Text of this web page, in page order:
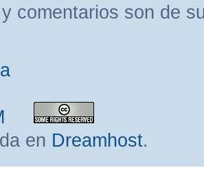
comentarios son de
en Dreamhost.